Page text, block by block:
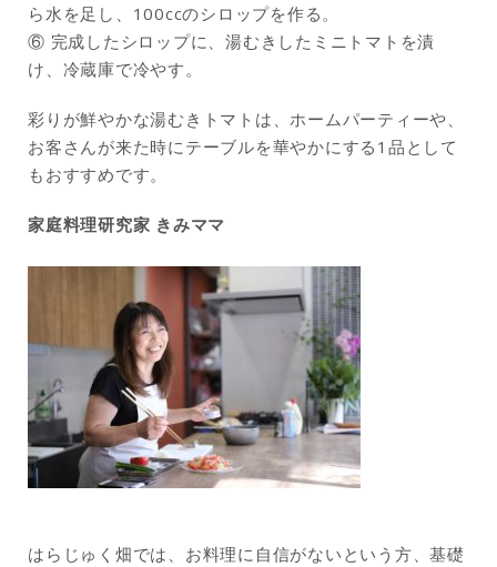
ら水を足し、100ccのシロップを作る。
⑥ 完成したシロップに、湯むきしたミニトマトを漬
け、冷蔵庫で冷やす。
彩りが鮮やかな湯むきトマトは、ホームパーティーや、
お客さんが来た時にテーブルを華やかにする1品として
もおすすめです。
家庭料理研究家 きみママ
はらじゅく畑では、お料理に自信がないという方、基礎